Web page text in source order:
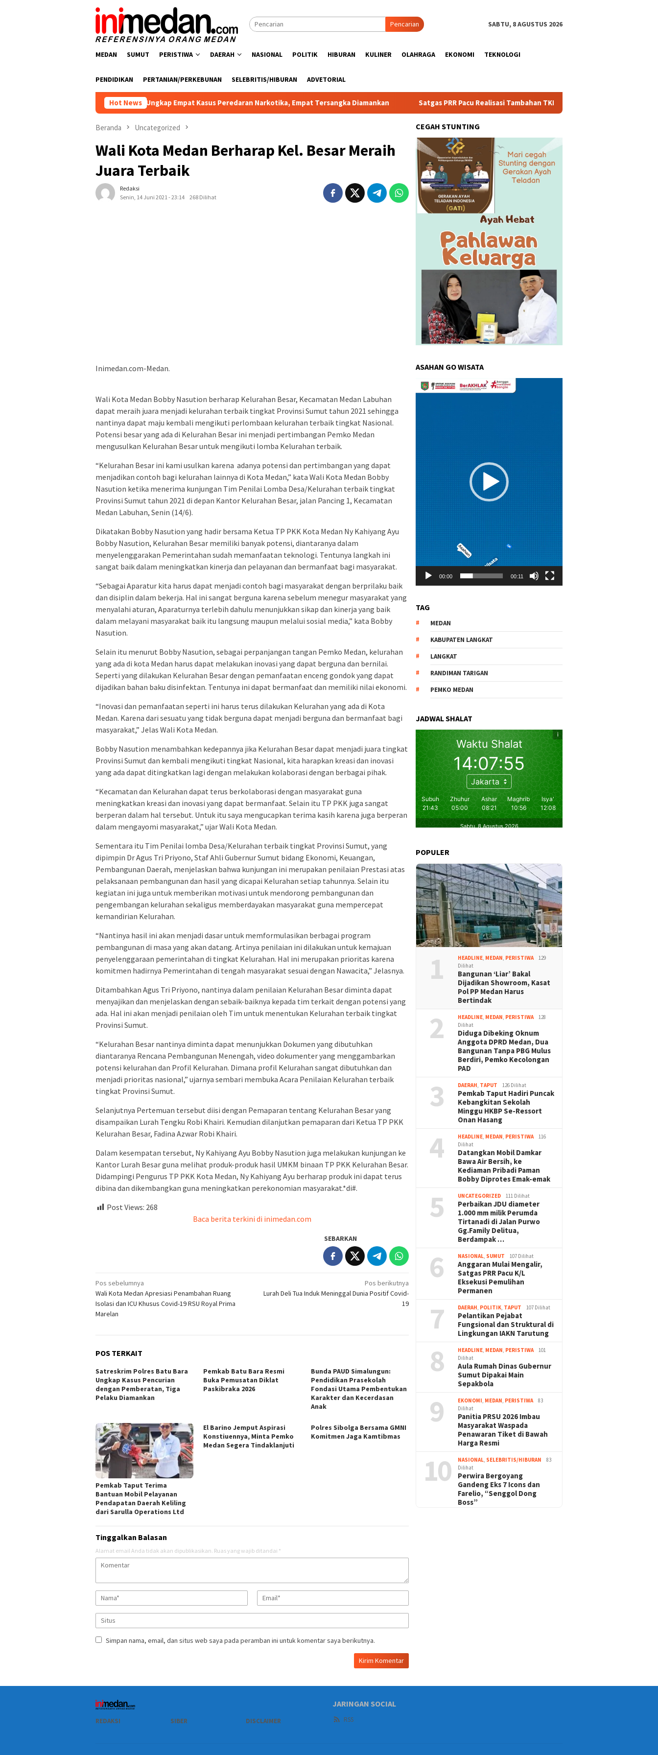
Pencarian SABTU, 8 AGUSTUS 2026
MEDAN SUMUT PERISTIWA DAERAH NASIONAL POLITIK HIBURAN KULINER OLAHRAGA EKONOMI TEKNOLOGI
PENDIDIKAN PERTANIAN/PERKEBUNAN SELEBRITIS/HIBURAN ADVETORIAL
Hot News
Polres Batu Bara Ungkap Empat Kasus Peredaran Narkotika, Empat Tersangka Diamankan Satgas PRR Pacu Realisasi Tambahan TKD Aceh Rp1,65 Triliun, Pastikan Transparan
Beranda Uncategorized
Wali Kota Medan Berharap Kel. Besar Meraih
Juara Terbaik
Redaksi
Senin, 14 Juni 2021 - 23:14
268 Dilihat
Inimedan.com-Medan.
Wali Kota Medan Bobby Nasution berharap Kelurahan Besar, Kecamatan Medan Labuhan
dapat meraih juara menjadi kelurahan terbaik tingkat Provinsi Sumut tahun 2021 sehingga
nantinya dapat maju kembali mengikuti perlombaan kelurahan terbaik tingkat Nasional.
Potensi besar yang ada di Kelurahan Besar ini menjadi pertimbangan Pemko Medan
mengusulkan Kelurahan Besar untuk mengikuti lomba Kelurahan terbaik.
“Kelurahan Besar ini kami usulkan karena adanya potensi dan pertimbangan yang dapat
menjadikan contoh bagi kelurahan lainnya di Kota Medan,” kata Wali Kota Medan Bobby
Nasution ketika menerima kunjungan Tim Penilai Lomba Desa/Kelurahan terbaik tingkat
Provinsi Sumut tahun 2021 di depan Kantor Kelurahan Besar, jalan Pancing 1, Kecamatan
Medan Labuhan, Senin (14/6).
Dikatakan Bobby Nasution yang hadir bersama Ketua TP PKK Kota Medan Ny Kahiyang Ayu
Bobby Nasution, Kelurahan Besar memiliki banyak potensi, diantaranya dalam
menyelenggarakan Pemerintahan sudah memanfaatan teknologi. Tentunya langkah ini
sangat baik dalam meningkatkan kinerja dan pelayanan dan bermanfaat bagi masyarakat.
“Sebagai Aparatur kita harus dapat menjadi contoh bagi masyarakat dengan berprilaku baik
dan disiplin dalam bekerja. Hal ini sangat berguna karena sebelum menegur masyarakat yang
menyalahi aturan, Aparaturnya terlebih dahulu menunjukkan sikap dan kinerja yang baik
dalam melayani masyarakat baik itu langsung maupun melalui sosial media,” kata Bobby
Nasution.
Selain itu menurut Bobby Nasution, sebagai perpanjangan tangan Pemko Medan, kelurahan
yang ada di kota Medan harus dapat melakukan inovasi yang dapat berguna dan bernilai.
Seperti yang dilakukan Kelurahan Besar dengan pemanfaatan enceng gondok yang dapat
dijadikan bahan baku disinfektan. Tentunya ini dapat bermanfaat dan memiliki nilai ekonomi.
“Inovasi dan pemanfaatan seperti ini harus terus dilakukan Kelurahan yang ada di Kota
Medan. Karena dari sesuatu yang tidak berguna dapat menjadi berguna dan bermanfaat bagi
masyarakat,” Jelas Wali Kota Medan.
Bobby Nasution menambahkan kedepannya jika Kelurahan Besar dapat menjadi juara tingkat
Provinsi Sumut dan kembali mengikuti tingkat Nasional, kita harapkan kreasi dan inovasi
yang ada dapat ditingkatkan lagi dengan melakukan kolaborasi dengan berbagai pihak.
“Kecamatan dan Kelurahan dapat terus berkolaborasi dengan masyarakat guna
meningkatkan kreasi dan inovasi yang dapat bermanfaat. Selain itu TP PKK juga sangat
berperan dalam hal tersebut. Untuk itu saya mengucapkan terima kasih karena juga berperan
dalam mengayomi masyarakat,” ujar Wali Kota Medan.
Sementara itu Tim Penilai lomba Desa/Kelurahan terbaik tingkat Provinsi Sumut, yang
dipimpin Dr Agus Tri Priyono, Staf Ahli Gubernur Sumut bidang Ekonomi, Keuangan,
Pembangunan Daerah, menjelaskan bahwa kunjungan ini merupakan penilaian Prestasi atas
pelaksanaan pembangunan dan hasil yang dicapai Kelurahan setiap tahunnya. Selain itu
kegiatan ini juga untuk memberikan motivasi untuk mendorong pembangunan dan
pengembangan kelurahan sekaligus memberdayakan masyarakat guna mempercepat
kemandirian Kelurahan.
“Nantinya hasil ini akan menjadi dasar untuk memformulasikan berbagai program
pembangunan di masa yang akan datang. Artinya penilaian ini dilakukan untuk kemajuan
penyelenggaraan pemerintahan di tingkat Kelurahan. Hal ini merupakan prioritas karena
komitmen hadirnya Pemerintahan di tengah masyarakat sesuai dengan Nawacita,” Jelasnya.
Ditambahkan Agus Tri Priyono, nantinya dalam penilaian Kelurahan Besar diminta dapat
menyajikan dan menjelaskan dengan sebaik-baiknya kepada tim terkait dengan potensi yang
ada. Hal ini akan menjadi penilaian oleh Tim untuk menentukan Kelurahan terbaik tingkat
Provinsi Sumut.
“Kelurahan Besar nantinya diminta dapat menunjukkan Dokumen yang dibutuhkan
diantaranya Rencana Pembangunan Menengah, video dokumenter yang menggambarkan
potensi kelurahan dan Profil Kelurahan. Dimana profil Kelurahan sangat dibutuhkan dan
menjadi prioritas nasional,” ujarnya sembari membuka Acara Penilaian Kelurahan terbaik
tingkat Provinsi Sumut.
Selanjutnya Pertemuan tersebut diisi dengan Pemaparan tentang Kelurahan Besar yang
disampaikan Lurah Tengku Robi Khairi. Kemudian dilanjutkan pemaparan dari Ketua TP PKK
Kelurahan Besar, Fadina Azwar Robi Khairi.
Dalam kesempatan tersebut, Ny Kahiyang Ayu Bobby Nasution juga melakukan kunjungan ke
Kantor Lurah Besar guna melihat produk-produk hasil UMKM binaan TP PKK Kelurahan Besar.
Didampingi Pengurus TP PKK Kota Medan, Ny Kahiyang Ayu berharap produk ini dapat terus
dibina dan dikembangkan guna meningkatkan perekonomian masyarakat.*di#.
Post Views: 268
Baca berita terkini di inimedan.com
SEBARKAN
Navigasi
pos
Pos sebelumnya
Wali Kota Medan Apresiasi Penambahan Ruang
Isolasi dan ICU Khusus Covid-19 RSU Royal Prima
Marelan
Pos berikutnya
Lurah Deli Tua Induk Meninggal Dunia Positif Covid-
19
POS TERKAIT
Satreskrim Polres Batu Bara
Ungkap Kasus Pencurian
dengan Pemberatan, Tiga
Pelaku Diamankan
Pemkab Batu Bara Resmi
Buka Pemusatan Diklat
Paskibraka 2026
Bunda PAUD Simalungun:
Pendidikan Prasekolah
Fondasi Utama Pembentukan
Karakter dan Kecerdasan
Anak
Pemkab Taput Terima
Bantuan Mobil Pelayanan
Pendapatan Daerah Keliling
dari Sarulla Operations Ltd
El Barino Jemput Aspirasi
Konstiuennya, Minta Pemko
Medan Segera Tindaklanjuti
Polres Sibolga Bersama GMNI
Komitmen Jaga Kamtibmas
Tinggalkan Balasan
Alamat email Anda tidak akan dipublikasikan. Ruas yang wajib ditandai *
Simpan nama, email, dan situs web saya pada peramban ini untuk komentar saya berikutnya.
CEGAH STUNTING
ASAHAN GO WISATA
Pemutar
Video
00:00 00:11
TAG
MEDAN
KABUPATEN LANGKAT
LANGKAT
RANDIMAN TARIGAN
PEMKO MEDAN
JADWAL SHALAT
POPULER
1 HEADLINE, MEDAN, PERISTIWA
129
Dilihat
Bangunan ‘Liar’ Bakal
Dijadikan Showroom, Kasat
Pol PP Medan Harus
Bertindak
2 HEADLINE, MEDAN, PERISTIWA
128
Dilihat
Diduga Dibeking Oknum
Anggota DPRD Medan, Dua
Bangunan Tanpa PBG Mulus
Berdiri, Pemko Kecolongan
PAD
3 DAERAH, TAPUT 126 Dilihat
Pemkab Taput Hadiri Puncak
Kebangkitan Sekolah
Minggu HKBP Se-Ressort
Onan Hasang
4 HEADLINE, MEDAN, PERISTIWA
116
Dilihat
Datangkan Mobil Damkar
Bawa Air Bersih, ke
Kediaman Pribadi Paman
Bobby Diprotes Emak-emak
5 UNCATEGORIZED 111 Dilihat
Perbaikan JDU diameter
1.000 mm milik Perumda
Tirtanadi di Jalan Purwo
Gg.Family Delitua,
Berdampak …
6 NASIONAL, SUMUT 107 Dilihat
Anggaran Mulai Mengalir,
Satgas PRR Pacu K/L
Eksekusi Pemulihan
Permanen
7 DAERAH, POLITIK, TAPUT 107 Dilihat
Pelantikan Pejabat
Fungsional dan Struktural di
Lingkungan IAKN Tarutung
8 HEADLINE, MEDAN, PERISTIWA
101
Dilihat
Aula Rumah Dinas Gubernur
Sumut Dipakai Main
Sepakbola
9 EKONOMI, MEDAN, PERISTIWA
83
Dilihat
Panitia PRSU 2026 Imbau
Masyarakat Waspada
Penawaran Tiket di Bawah
Harga Resmi
10 NASIONAL, SELEBRITIS/HIBURAN
83
Dilihat
Perwira Bergoyang
Gandeng Eks 7 Icons dan
Farelio, “Senggol Dong
Boss”
REDAKSI SIBER DISCLAIMER
JARINGAN SOCIAL
RSS